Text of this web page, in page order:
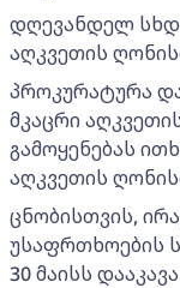
დღევანდელ
აღკვეთის
პროკურატურა
მკაცრი
გამოყენებას
აღკვეთის
ცნობისთვის,
უსაფრთხოების
30 მაისს